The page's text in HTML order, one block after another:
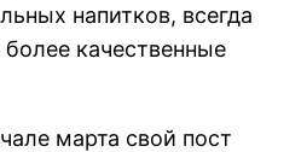
напитков, всегда
качественные
марта свой пост